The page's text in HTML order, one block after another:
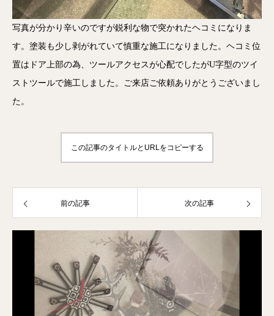
写真が分かり辛いのですが鋭利な物で突かれたヘコミになりま
す。塗装も少し剥がれていて慎重な施工になりました。ヘコミ位
置はドア上部の為、ツールアクセスが心配でしたがU字型のツイ
ストツールで施工しました。ご来店ご依頼ありがとうございまし
た。
この記事のタイトルとURLをコピーする
前の記事 次の記事